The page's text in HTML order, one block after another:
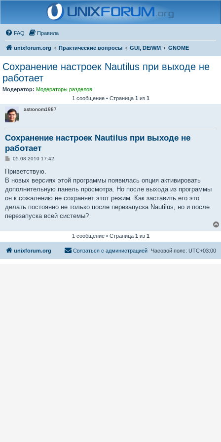
FAQ Правила
unixforum.org Практические вопросы GUI, DE/WM GNOME
Сохранение настроек Nautilus при выходе не
работает
Модератор: Модераторы разделов
1 сообщение • Страница 1 из 1
astronom1987
Сохранение настроек Nautilus при выходе не
работает
С
о
щ
е
и
е
05.08.2010 17:42
Приветствую.
В новых версиях этой программы появилась опция активировать
дополнительную панель просмотра. Но после выхода из программы
он к сожалению не сохраняет этот режим. Как заставить его это
делать постоянно не только после перезапуска Nautilus, но и после
перезапуска всей системы?
1 сообщение • Страница 1из 1
unixforum.org Часовой пояс: UTC+03:00
Связаться с администрацией